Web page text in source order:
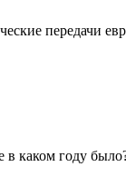
передачи
каком году